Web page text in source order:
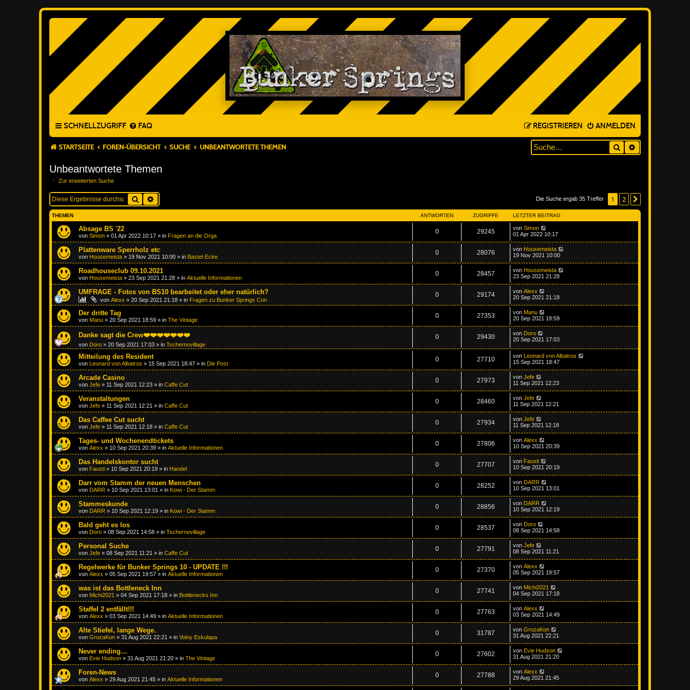
SCHNELLZUGRIFF FAQ ANMELDEN
REGISTRIEREN
STARTSEITE FOREN-ÜBERSICHT SUCHE UNBEANTWORTETE THEMEN Suche
Unbeantwortete Themen
Zur erweiterten Suche
Suche Die Suche ergab 35 Treffer 1 2
THEMEN ANTWORTEN ZUGRIFFE LETZTER BEITRAG
Absage BS '22
von Simon » 01 Apr 2022 10:17 » in Fragen an die Orga
0 29245 von Simon
01 Apr 2022 10:17
Plattenware Sperrholz etc
von Housemeista » 19 Nov 2021 10:00 » in Bastel-Ecke
0 28076 von Housemeista
19 Nov 2021 10:00
Roadhouseclub 09.10.2021
von Housemeista » 23 Sep 2021 21:28 » in Aktuelle Informationen
0 28457 von Housemeista
23 Sep 2021 21:28
UMFRAGE - Fotos von BS10 bearbeitet oder eher natürlich?
von Alexx » 20 Sep 2021 21:18 » in Fragen zu Bunker Springs Con
0 29174 von Alexx
20 Sep 2021 21:18
Der dritte Tag
von Manu » 20 Sep 2021 18:59 » in The Vintage
0 27353 von Manu
20 Sep 2021 18:59
Danke sagt die Crew❤️❤️❤️❤️❤️❤️❤️
von Doro » 20 Sep 2021 17:03 » in Tschernovillage
0 29430 von Doro
20 Sep 2021 17:03
Mitteilung des Resident
von Leonard von Albatros » 15 Sep 2021 18:47 » in Die Post
0 27710 von Leonard von Albatros
15 Sep 2021 18:47
Arcade Casino
von Jefe » 11 Sep 2021 12:23 » in Caffe Cut
0 27973 von Jefe
11 Sep 2021 12:23
Veranstaltungen
von Jefe » 11 Sep 2021 12:21 » in Caffe Cut
0 28460 von Jefe
11 Sep 2021 12:21
Das Caffee Cut sucht
von Jefe » 11 Sep 2021 12:18 » in Caffe Cut
0 27934 von Jefe
11 Sep 2021 12:18
Tages- und Wochenendtickets
von Alexx » 10 Sep 2021 20:39 » in Aktuelle Informationen
0 27806 von Alexx
10 Sep 2021 20:39
Das Handelskontor sucht
von Fausti » 10 Sep 2021 20:19 » in Handel
0 27707 von Fausti
10 Sep 2021 20:19
Darr vom Stamm der neuen Menschen
von DARR » 10 Sep 2021 13:01 » in Kowi - Der Stamm
0 28252 von DARR
10 Sep 2021 13:01
Stammeskunde
von DARR » 10 Sep 2021 12:19 » in Kowi - Der Stamm
0 28856 von DARR
10 Sep 2021 12:19
Bald geht es los
von Doro » 08 Sep 2021 14:58 » in Tschernovillage
0 28537 von Doro
08 Sep 2021 14:58
Personal Suche
von Jefe » 08 Sep 2021 11:21 » in Caffe Cut
0 27791 von Jefe
08 Sep 2021 11:21
Regelwerke für Bunker Springs 10 - UPDATE !!!
von Alexx » 05 Sep 2021 19:57 » in Aktuelle Informationen
0 27370 von Alexx
05 Sep 2021 19:57
was ist das Bottleneck Inn
von Michi2021 » 04 Sep 2021 17:18 » in Bottlenecks Inn
0 27741 von Michi2021
04 Sep 2021 17:18
Staffel 2 entfällt!!!
von Alexx » 03 Sep 2021 14:49 » in Aktuelle Informationen
0 27763 von Alexx
03 Sep 2021 14:49
Alte Stiefel, lange Wege.
von GrozaKon » 31 Aug 2021 22:21 » in Voiny Eskulapa
0 31787 von GrozaKon
31 Aug 2021 22:21
Never ending…
von Evie Hudson » 31 Aug 2021 21:20 » in The Vintage
0 27602 von Evie Hudson
31 Aug 2021 21:20
Foren-News
von Alexx » 29 Aug 2021 21:45 » in Aktuelle Informationen
0 27788 von Alexx
29 Aug 2021 21:45